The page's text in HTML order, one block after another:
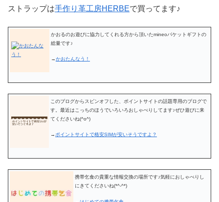
ストラップは手作り革工房HERBEで買ってます♪
かおるのお遊びに協力してくれる方から頂いたmineoパケットギフトの
総量です♪
→かおたんなう！
このブログからスピンオフした、ポイントサイトの話題専用のブログで
す。最近はこっちのほうでいろいろおしゃべりしてます♪ぜひ遊びに来
てくださいね(^o^)
→ポイントサイトで格安SIMが安いそうですよ？
携帯乞食の貴重な情報交換の場所です♪気軽におしゃべりし
にきてくださいね(*^-^*)